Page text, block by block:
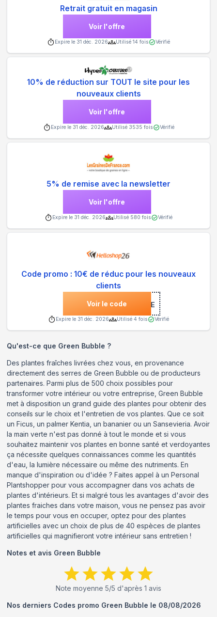
Retrait gratuit en magasin
Voir l'offre
Expire le 31 déc. 2026 Utilisé 14 fois Vérifié
10% de réduction sur TOUT le site pour les
nouveaux clients
Voir l'offre
Expire le 31 déc. 2026 Utilisé 3535 fois Vérifié
5% de remise avec la newsletter
Voir l'offre
Expire le 31 déc. 2026 Utilisé 580 fois Vérifié
Code promo : 10€ de réduc pour les nouveaux
clients
Voir le code***COME
Expire le 31 déc. 2026 Utilisé 4 fois Vérifié
Qu'est-ce que Green Bubble ?
Des plantes fraîches livrées chez vous, en provenance
directement des serres de Green Bubble ou de producteurs
partenaires. Parmi plus de 500 choix possibles pour
transformer votre intérieur ou votre entreprise, Green Bubble
met à disposition un grand guide des plantes pour obtenir des
conseils sur le choix et l'entretien de vos plantes. Que ce soit
un Ficus, un palmer Kentia, un bananier ou un Sansevieria. Avoir
la main verte n'est pas donné à tout le monde et si vous
souhaitez maintenir vos plantes en bonne santé et verdoyantes
ça nécessite quelques connaissances comme les quantités
d'eau, la lumière nécessaire ou même des nutriments. En
manque d'inspiration ou d'idée ? Faites appel à un Personal
Plantshopper pour vous accompagner dans vos achats de
plantes d'intérieurs. Et si malgré tous les avantages d'avoir des
plantes fraiches dans votre maison, vous ne pensez pas avoir
le temps pour vous en occuper, optez pour des plantes
artificielles avec un choix de plus de 40 espèces de plantes
artificielles qui magnifieront votre intérieur sans entretien !
Notes et avis Green Bubble
Note moyenne 5/5 d'après 1 avis
Nos derniers Codes promo Green Bubble le 08/08/2026